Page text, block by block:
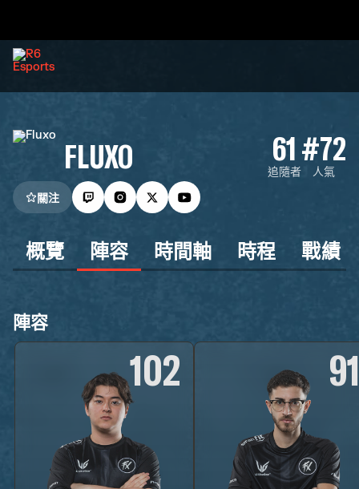
FLUXO 61
追隨者
#72
人氣
關注
概覽 陣容 時間軸 時程 戰績
陣容
102 91